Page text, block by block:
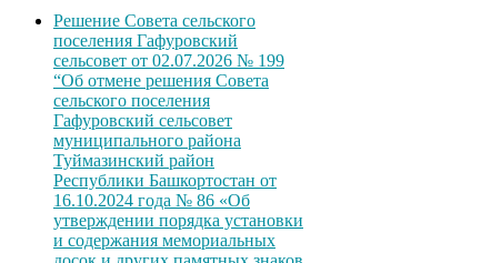
Решение Совета сельского
поселения Гафуровский
сельсовет от 02.07.2026 № 199
“Об отмене решения Совета
сельского поселения
Гафуровский сельсовет
муниципального района
Туймазинский район
Республики Башкортостан от
16.10.2024 года № 86 «Об
утверждении порядка установки
и содержания мемориальных